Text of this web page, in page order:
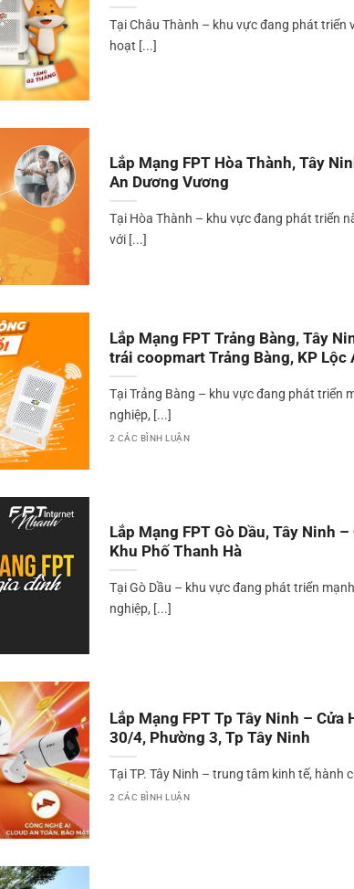
Tại Châu Thành – khu vực đang phát triển
hoạt [...]
Lắp Mạng FPT Hòa Thành, Tây
An Dương Vương
Tại Hòa Thành – khu vực đang phát triển
với [...]
Lắp Mạng FPT Trảng Bàng, Tây
trái coopmart Trảng Bàng, KP Lộc
Tại Trảng Bàng – khu vực đang phát triển
nghiệp, [...]
2 CÁC BÌNH LUẬN
Lắp Mạng FPT Gò Dầu, Tây Ninh
Khu Phố Thanh Hà
Tại Gò Dầu – khu vực đang phát triển
nghiệp, [...]
Lắp Mạng FPT Tp Tây Ninh – Cửa
30/4, Phường 3, Tp Tây Ninh
Tại TP. Tây Ninh – trung tâm kinh tế, hành
2 CÁC BÌNH LUẬN